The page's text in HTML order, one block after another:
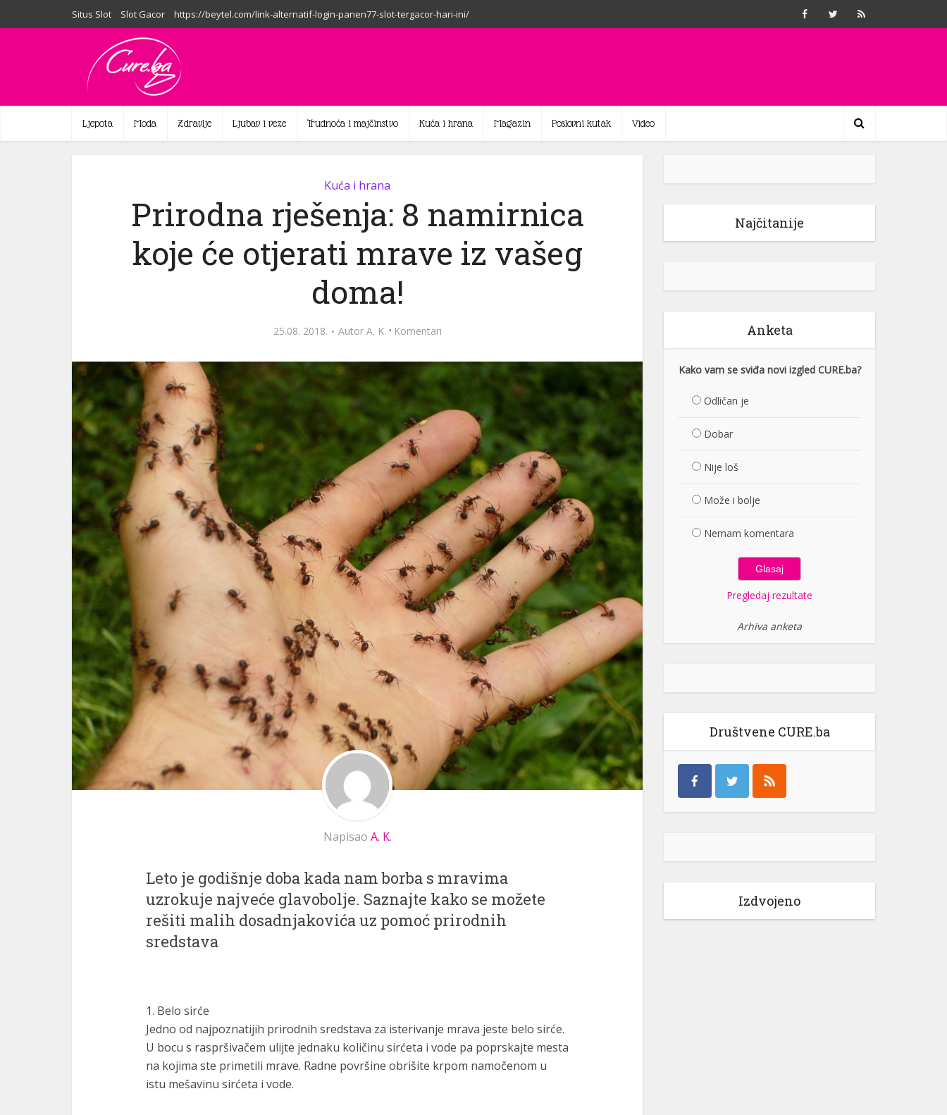
Situs Slot Slot Gacor https://beytel.com/link-alternatif-login-panen77-slot-tergacor-hari-ini/
Ljepota Moda Zdravlje Ljubav i veze Trudnoća i majčinstvo Kuća i hrana Magazin Poslovni kutak Video
Kuća i hrana
Prirodna rješenja: 8 namirnica
koje će otjerati mrave iz vašeg
doma!
25.08. 2018. Autor A. K. · Komentari
Napisao A. K.
Leto je godišnje doba kada nam borba s mravima
uzrokuje najveće glavobolje. Saznajte kako se možete
rešiti malih dosadnjakovića uz pomoć prirodnih
sredstava
1. Belo sirće
Jedno od najpoznatijih prirodnih sredstava za isterivanje mrava jeste belo sirće.
U bocu s raspršivačem ulijte jednaku količinu sirćeta i vode pa poprskajte mesta
na kojima ste primetili mrave. Radne površine obrišite krpom namočenom u
istu mešavinu sirćeta i vode.
Najčitanije
Anketa
Kako vam se sviđa novi izgled CURE.ba?
Odličan je
Dobar
Nije loš
Može i bolje
Nemam komentara
Pregledaj rezultate
Arhiva anketa
Društvene CURE.ba
Izdvojeno